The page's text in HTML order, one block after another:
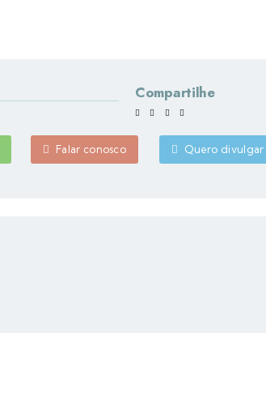
Compartilhe
Falar conosco Quero divulgar